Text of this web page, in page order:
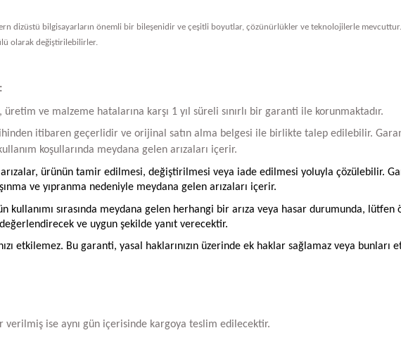
dizüstü bilgisayarların önemli bir bileşenidir ve çeşitli boyutlar, çözünürlükler ve teknolojilerle mevcuttur.
olarak değiştirilebilirler.
:
ve malzeme hatalarına karşı 1 yıl süreli sınırlı bir garanti ile korunmaktadır.
itibaren geçerlidir ve orijinal satın alma belgesi ile birlikte talep edilebilir.
koşullarında meydana gelen arızaları içerir.
ürünün tamir edilmesi, değiştirilmesi veya iade edilmesi yoluyla çözülebilir.
ve yıpranma nedeniyle meydana gelen arızaları içerir.
kullanımı sırasında meydana gelen herhangi bir arıza veya hasar durumunda,
ve uygun şekilde yanıt verecektir.
etkilemez. Bu garanti, yasal haklarınızın üzerinde ek haklar sağlamaz veya bunları
verilmiş ise aynı gün içerisinde kargoya teslim edilecektir.